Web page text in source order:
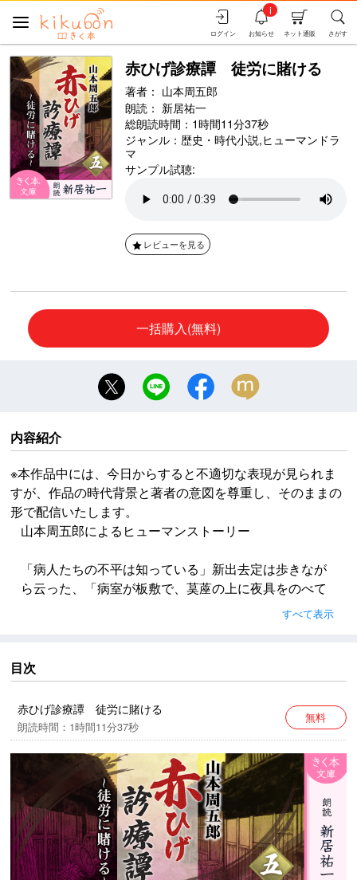
さがす
ネット通販
お知らせ
i
ログイン
赤ひげ診療譚 徒労に賭ける
著者： 山本周五郎
朗読： 新居祐一
総朗読時間：1時間11分37秒
ジャンル： 歴史・時代小説,ヒューマンドラ
マ
サンプル試聴:
レビューを見る
一括購入(無料)
内容紹介
※本作品中には、今日からすると不適切な表現が見られま
すが、作品の時代背景と著者の意図を尊重し、そのままの
形で配信いたします。
山本周五郎によるヒューマンストーリー
「病人たちの不平は知っている」新出去定は歩きなが
ら云った、「病室が板敷で、茣蓙の上に夜具をのべて
寝ること、仕着が同じで、帯をしめず、付紐を結ぶこ
となど、――これは病室だけではなく医員の部屋も同
っているそうだ、病人ばかりではなく、医員の多くも
そんなふうに思っているらしいが、保本はどうだ、お
まえどう思う」
※本作品中には、今日からすると不適切な表現が見られ
ますが、作品の時代背景と著者の意図を尊重し、その
ままの形で配信いたします。
すべて表示
目次
赤ひげ診療譚 徒労に賭ける
朗読時間：1時間11分37秒
無料